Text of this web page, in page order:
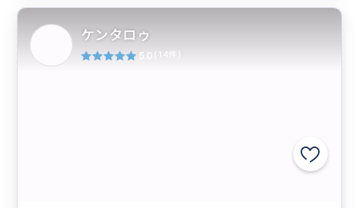
ケンタロゥ
5.0 (14件)